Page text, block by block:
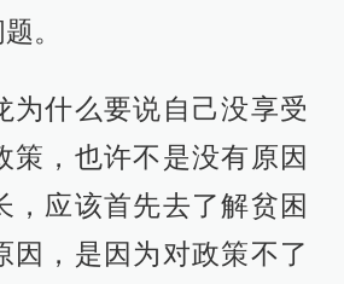
。
为什么要说自己没享受
策，也许不是没有原因
，应该首先去了解贫困
因，是因为对政策不了